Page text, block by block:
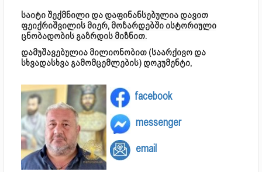
საიტი შექმნილი და დაფინანსებულია დავით
ფეიქრიშვილის მიერ, მოზარდებში ისტორიული
ცნობადობის გაზრდის მიზნით.
დამუშავებულია მილიონობით (საარქივო და
სხვადასხვა გამომცემლების) დოკუმენტი,
facebook
messenger
email